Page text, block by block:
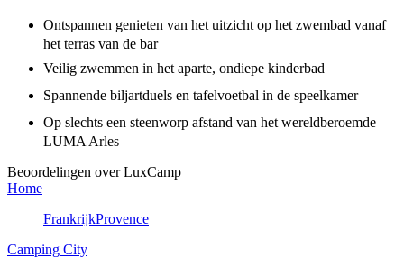
Ontspannen genieten van het uitzicht op het zwembad vanaf
het terras van de bar
Veilig zwemmen in het aparte, ondiepe kinderbad
Spannende biljartduels en tafelvoetbal in de speelkamer
Op slechts een steenworp afstand van het wereldberoemde
LUMA Arles
Beoordelingen over LuxCamp
Home
FrankrijkProvence
Camping City